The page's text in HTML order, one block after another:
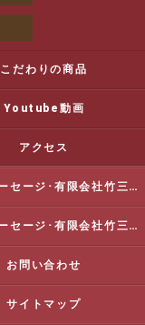
こだわりの商品
Youtube動画
アクセス
東京のソーセージ･有限会社竹三商店の口コミ情報
東京のソーセージ･有限会社竹三商店のお客様の声
お問い合わせ
サイトマップ